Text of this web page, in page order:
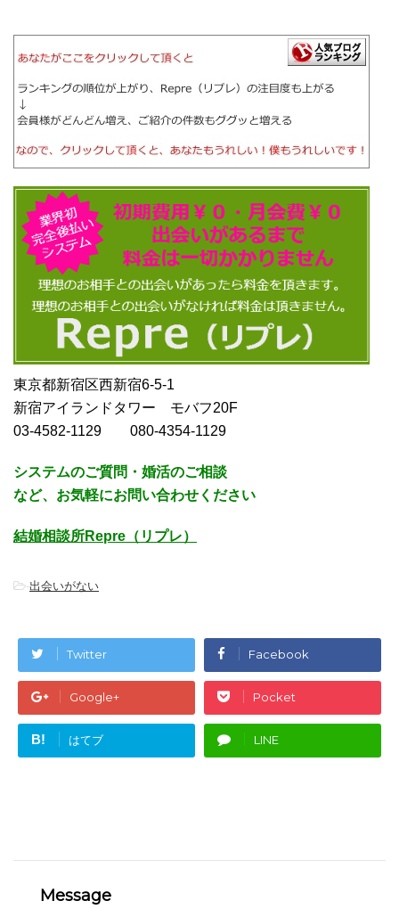
東京都新宿区西新宿6-5-1
新宿アイランドタワー モバフ20F
03-4582-1129 080-4354-1129
システムのご質問・婚活のご相談
など、お気軽にお問い合わせください
結婚相談所Repre（リプレ）
-出会いがない
Twitter Facebook
Google+ Pocket
B! はてブ LINE
Message